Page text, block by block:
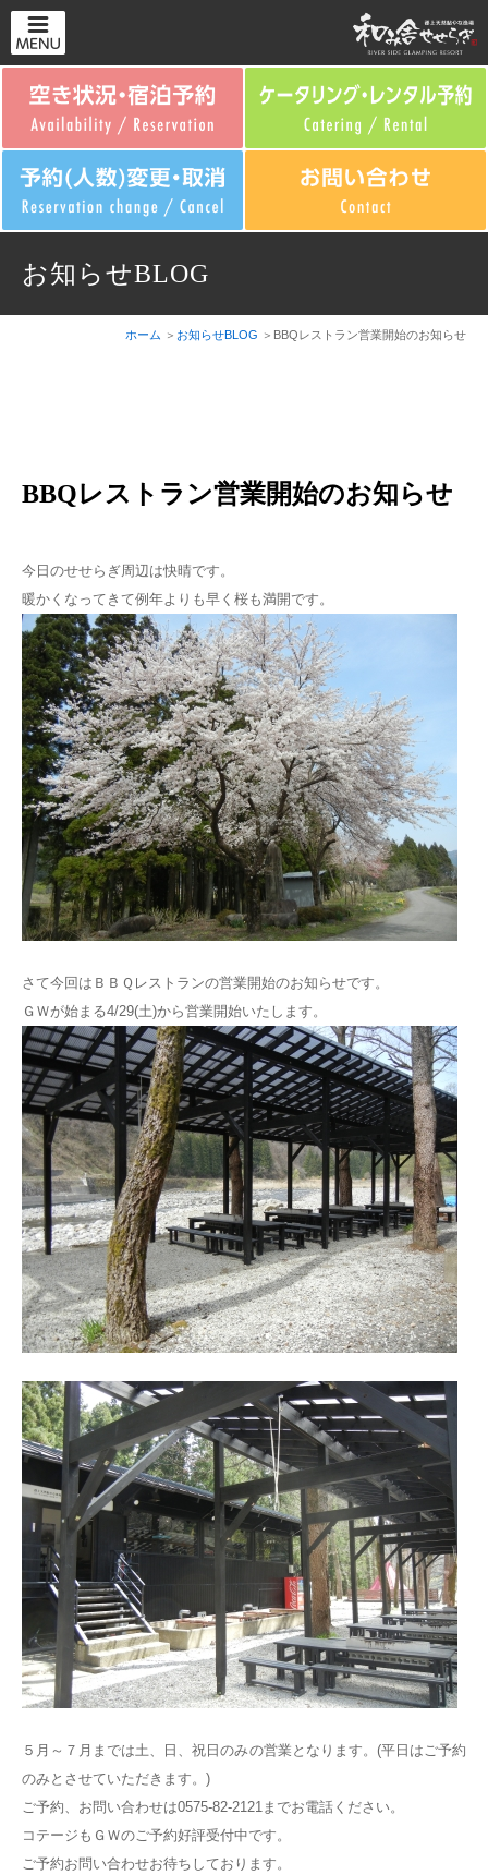
お知らせBLOG
ホーム お知らせBLOG BBQレストラン営業開始のお知らせ
BBQレストラン営業開始のお知らせ
今日のせせらぎ周辺は快晴です。
暖かくなってきて例年よりも早く桜も満開です。
さて今回はＢＢＱレストランの営業開始のお知らせです。
ＧＷが始まる4/29(土)から営業開始いたします。
５月～７月までは土、日、祝日のみの営業となります。(平日はご予約
のみとさせていただきます。)
ご予約、お問い合わせは0575-82-2121までお電話ください。
コテージもＧＷのご予約好評受付中です。
ご予約お問い合わせお待ちしております。